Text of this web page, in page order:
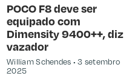
POCO F8 deve ser
equipado com
Dimensity 9400++, diz
vazador
William Schendes
3 setembro
2025